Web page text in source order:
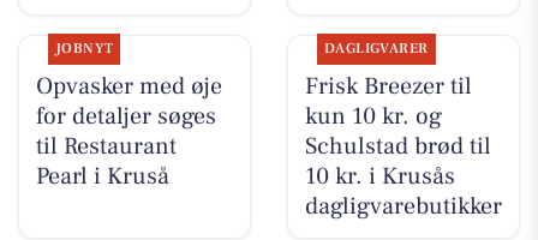
JOBNYT
Opvasker med øje
for detaljer søges
til Restaurant
Pearl i Kruså
DAGLIGVARER
Frisk Breezer til
kun 10 kr. og
Schulstad brød til
10 kr. i Krusås
dagligvarebutikker